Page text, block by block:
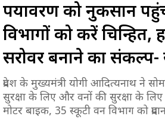
पर्यावरण को नुकसान
विभागों को करें
सरोवर बनाने का संकल्प-
प्रदेश के मुख्यमंत्री योगी आदित्यनाथ ने
सुरक्षा के लिए और वनों की सुरक्षा के
मोटर बाइक, 35 स्कूटी वन विभाग को